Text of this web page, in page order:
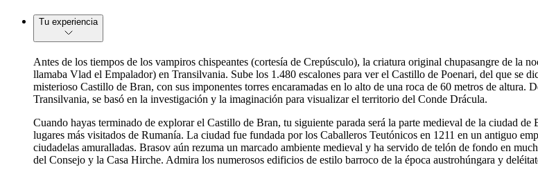
Tu experiencia
Antes de los tiempos de los vampiros chispeantes (cortesía de Crepúsculo), la criatura original chupasangre de la
llamaba Vlad el Empalador) en Transilvania. Sube los 1.480 escalones para ver el Castillo de Poenari, del que se
misterioso Castillo de Bran, con sus imponentes torres encaramadas en lo alto de una roca de 60 metros de altura.
Transilvania, se basó en la investigación y la imaginación para visualizar el territorio del Conde Drácula.
Cuando hayas terminado de explorar el Castillo de Bran, tu siguiente parada será la parte medieval de la ciudad
lugares más visitados de Rumanía. La ciudad fue fundada por los Caballeros Teutónicos en 1211 en un antiguo
ciudadelas amuralladas. Brasov aún rezuma un marcado ambiente medieval y ha servido de telón de fondo en
del Consejo y la Casa Hirche. Admira los numerosos edificios de estilo barroco de la época austrohúngara y